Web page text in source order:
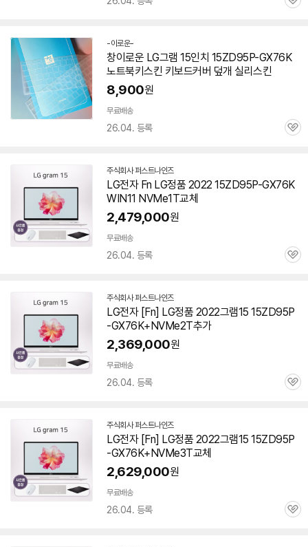
관
-이로운-네
이
버
이
창이로운 LG그램 15인치 15ZD95P-GX76K
노트북키스킨 키보드커버 덮개 실리스킨
8,900원
무료배송
26.04. 등록
관
주식회사 퍼스트나인즈네
이
버
페
이
LG전자 Fn LG정품 2022 15ZD95P-GX76K
WIN11 NVMe1T교체
2,479,000원
무료배송
26.04. 등록
관
주식회사 퍼스트나인즈네
이
버
페
이
LG전자 [Fn] LG정품 2022그램15 15ZD95P
-GX76K+NVMe2T추가
2,369,000원
무료배송
26.04. 등록
관
주식회사 퍼스트나인즈네
이
버
페
이
LG전자 [Fn] LG정품 2022그램15 15ZD95P
-GX76K+NVMe3T교체
2,629,000원
무료배송
26.04. 등록
관